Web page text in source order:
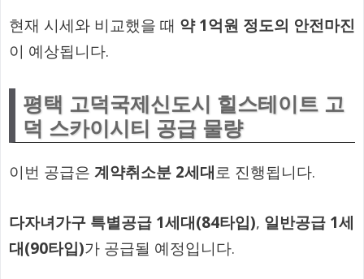
현재 시세와 비교했을 때 약 1억원 정도의 안전마진
이 예상됩니다.
평택 고덕국제신도시 힐스테이트 고
덕 스카이시티 공급 물량
이번 공급은 계약취소분 2세대로 진행됩니다.
다자녀가구 특별공급 1세대(84타입), 일반공급 1세
대(90타입)가 공급될 예정입니다.